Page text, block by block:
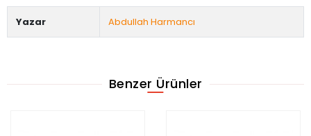
Yazar Abdullah Harmancı
Benzer Ürünler